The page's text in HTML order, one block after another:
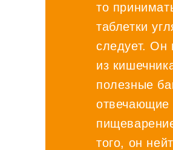
то
таблетки
следует. Он
из
полезные
отвечающие
того, он